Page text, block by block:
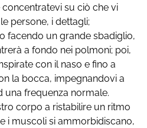
su ciò che vi
persone, i dettagli;
facendo un grande sbadiglio,
a fondo nei polmoni; poi,
con il naso e fino a
la bocca, impegnandovi a
una frequenza normale.
corpo a ristabilire un ritmo
i muscoli si ammorbidiscano,